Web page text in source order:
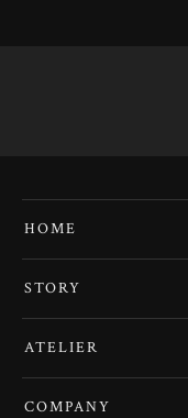
HOME
STORY
ATELIER
COMPANY